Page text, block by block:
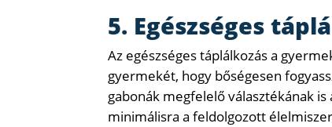
5. Egészséges
Az egészséges táplálkozás a
gyermekét, hogy bőségesen
gabonák megfelelő választékának
minimálisra a feldolgozott